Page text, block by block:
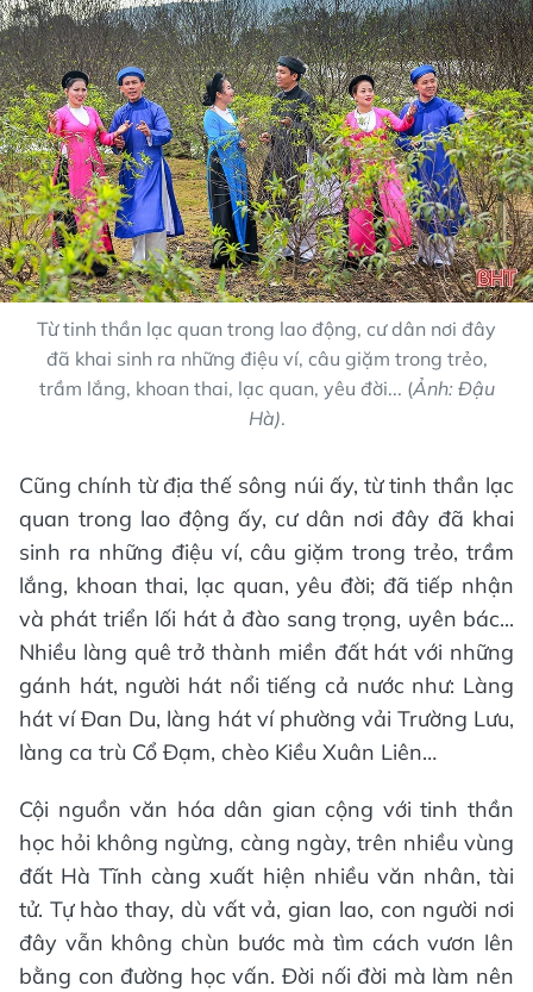
Từ tinh thần lạc quan trong lao động, cư dân nơi đây
đã khai sinh ra những điệu ví, câu giặm trong trẻo,
trầm lắng, khoan thai, lạc quan, yêu đời... (Ảnh: Đậu
Hà).
Cũng chính từ địa thế sông núi ấy, từ tinh thần lạc
quan trong lao động ấy, cư dân nơi đây đã khai
sinh ra những điệu ví, câu giặm trong trẻo, trầm
lắng, khoan thai, lạc quan, yêu đời; đã tiếp nhận
và phát triển lối hát ả đào sang trọng, uyên bác...
Nhiều làng quê trở thành miền đất hát với những
gánh hát, người hát nổi tiếng cả nước như: Làng
hát ví Đan Du, làng hát ví phường vải Trường Lưu,
làng ca trù Cổ Đạm, chèo Kiều Xuân Liên…
Cội nguồn văn hóa dân gian cộng với tinh thần
học hỏi không ngừng, càng ngày, trên nhiều vùng
đất Hà Tĩnh càng xuất hiện nhiều văn nhân, tài
tử. Tự hào thay, dù vất vả, gian lao, con người nơi
đây vẫn không chùn bước mà tìm cách vươn lên
bằng con đường học vấn. Đời nối đời mà làm nên